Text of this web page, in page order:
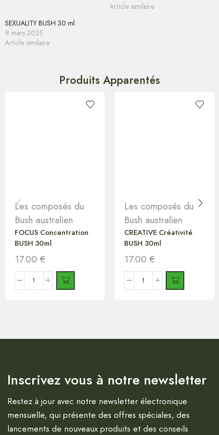
Article similaire
SEXUALITY BUSH 30 ml
9 mars 2025
Article similaire
Produits Apparentés
Les composés du
Bush australien
FOCUS Concentration
BUSH 30ml
17.00 €
Les composés du
Bush australien
CREATIVE Créativité
BUSH 30ml
17.00 €
Inscrivez vous à notre newsletter
Restez à jour avec notre newsletter électronique
mensuelle, qui présente des offres spéciales, des
lancements de nouveaux produits et des conseils